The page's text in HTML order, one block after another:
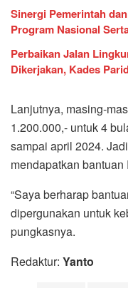
Sinergi Pemerintah
Program Nasional
Perbaikan Jalan
Dikerjakan, Kades
Lanjutnya, masing-
1.200.000,- untuk 4
sampai april 2024.
mendapatkan bantuan
“Saya berharap
dipergunakan untuk
pungkasnya.
Redaktur: Yanto